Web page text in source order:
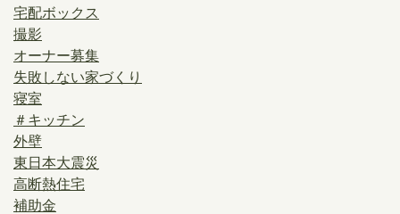
宅配ボックス
撮影
オーナー募集
失敗しない家づくり
寝室
＃キッチン
外壁
東日本大震災
高断熱住宅
補助金